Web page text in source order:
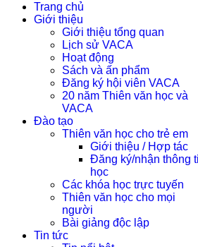
Trang chủ
Giới thiệu
Giới thiệu tổng quan
Lịch sử VACA
Hoạt động
Sách và ấn phẩm
Đăng ký hội viên VACA
20 năm Thiên văn học và
VACA
Đào tạo
Thiên văn học cho trẻ em
Giới thiệu / Hợp tác
Đăng ký/nhận thông
học
Các khóa học trực tuyến
Thiên văn học cho mọi
người
Bài giảng độc lập
Tin tức